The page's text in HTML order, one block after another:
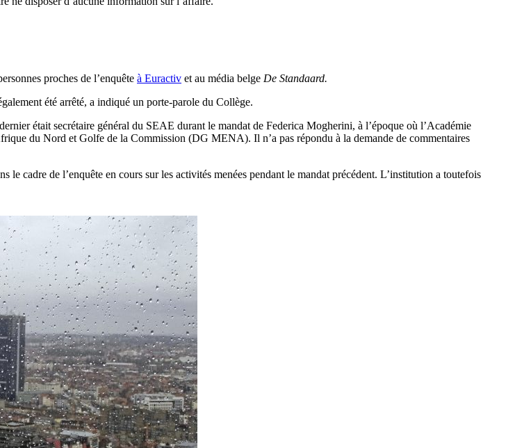
proches de l’enquête à Euractiv et au média belge De Standaard.
été arrêté, a indiqué un porte-parole du Collège.
était secrétaire général du SEAE durant le mandat de Federica Mogherini, à l’époque où l’Académie
du Nord et Golfe de la Commission (DG MENA). Il n’a pas répondu à la demande de commentaires
cadre de l’enquête en cours sur les activités menées pendant le mandat précédent. L’institution a toutefois